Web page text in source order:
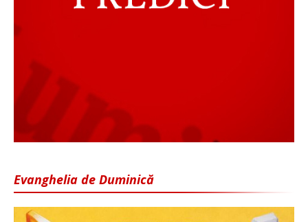
Evanghelia de Duminică